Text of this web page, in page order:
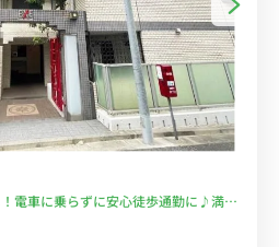
電車に乗らずに安心徒歩通勤に♪満員
Wi-Fi格安レンタル中！